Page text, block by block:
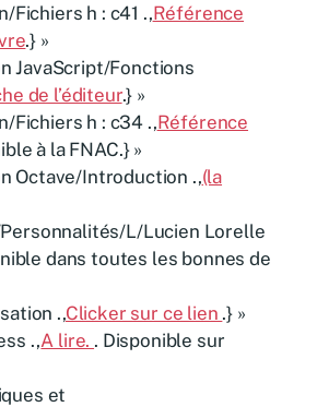
Fichiers h : c41 .,Référence
.} »
JavaScript/Fonctions
de l’éditeur.} »
Fichiers h : c34 .,Référence
à la FNAC.} »
Octave/Introduction .,(la
L/Lucien Lorelle
dans toutes les bonnes de
.,Clicker sur ce lien .} »
.,A lire. . Disponible sur
et